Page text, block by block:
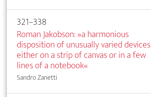
321–338
Roman Jakobson: »a harmonious
disposition of unusually varied devices
either on a strip of canvas or in a few
lines of a notebook«
Sandro Zanetti